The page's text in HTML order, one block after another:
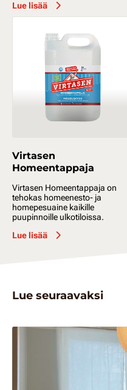
Lue lisää
Virtasen
Homeentappaja
Virtasen Homeentappaja on
tehokas homeenesto- ja
homepesuaine kaikille
puupinnoille ulkotiloissa.
Lue lisää
Lue seuraavaksi